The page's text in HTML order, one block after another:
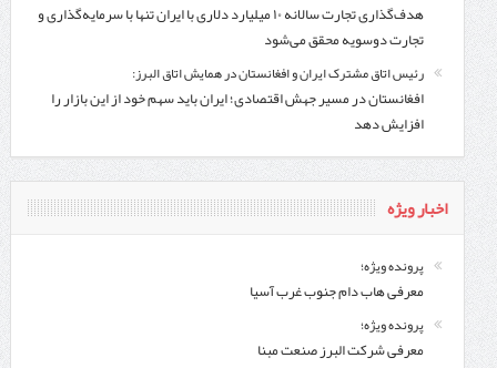
هدف‌گذاری تجارت سالانه ۱۰ میلیارد دلاری با ایران تنها با سرمایه‌گذاری و
تجارت دوسویه محقق می‌شود
رئیس اتاق مشترک ایران و افغانستان در همایش اتاق البرز:
افغانستان در مسیر جهش اقتصادی؛ ایران باید سهم خود از این بازار را
افزایش دهد
اخبار ویژه
پرونده ویژه؛
معرفی هاب دام جنوب غرب آسیا
پرونده ویژه؛
معرفی شركت البرز صنعت مبنا